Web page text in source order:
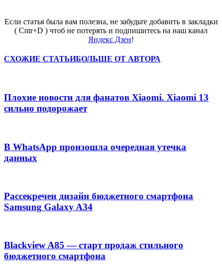
Если статья была вам полезна, не забудьте добавить в закладки
( Cntr+D ) чтоб не потерять и подпишитесь на наш канал
Яндекс Дзен!
СХОЖИЕ СТАТЬИБОЛЬШЕ ОТ АВТОРА
Плохие новости для фанатов Xiaomi. Xiaomi 13
сильно подорожает
В WhatsApp произошла очередная утечка
данных
Рассекречен дизайн бюджетного смартфона
Samsung Galaxy A34
Blackview A85 — старт продаж стильного
бюджетного смартфона